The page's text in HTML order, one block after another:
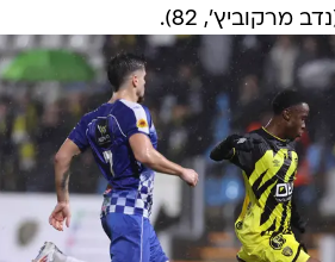
מרקוביץ', 82).